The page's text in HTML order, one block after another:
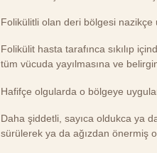
Folikülitli olan deri bölgesi nazikçe
Folikülit hasta tarafınca sıkılıp
tüm vücuda yayılmasına ve
Hafifçe olgularda o bölgeye
Daha şiddetli, sayıca oldukca ya
sürülerek ya da ağızdan önermiş